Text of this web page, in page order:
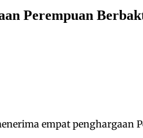
Perempuan
empat penghargaan